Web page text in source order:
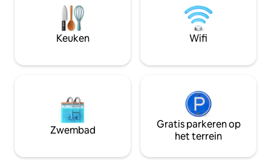
verfijning, weg van de drukte van de
stad. Of het nu gaat om een
ontspannend bezoek of om
kwaliteitstijd door te brengen in een
woning biedt een evenwichtige ervaring
een andere wereld.
een landelijk
uitzicht op het
geschikt voor
bijeenkomsten
en lange
bij toeristische
restaurants.
Keuken Wifi
Zwembad
Gratis parkeren op
het terrein